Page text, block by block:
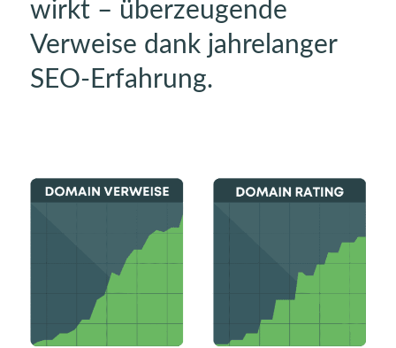
wirkt – überzeugende
Verweise dank jahrelanger
SEO-Erfahrung.